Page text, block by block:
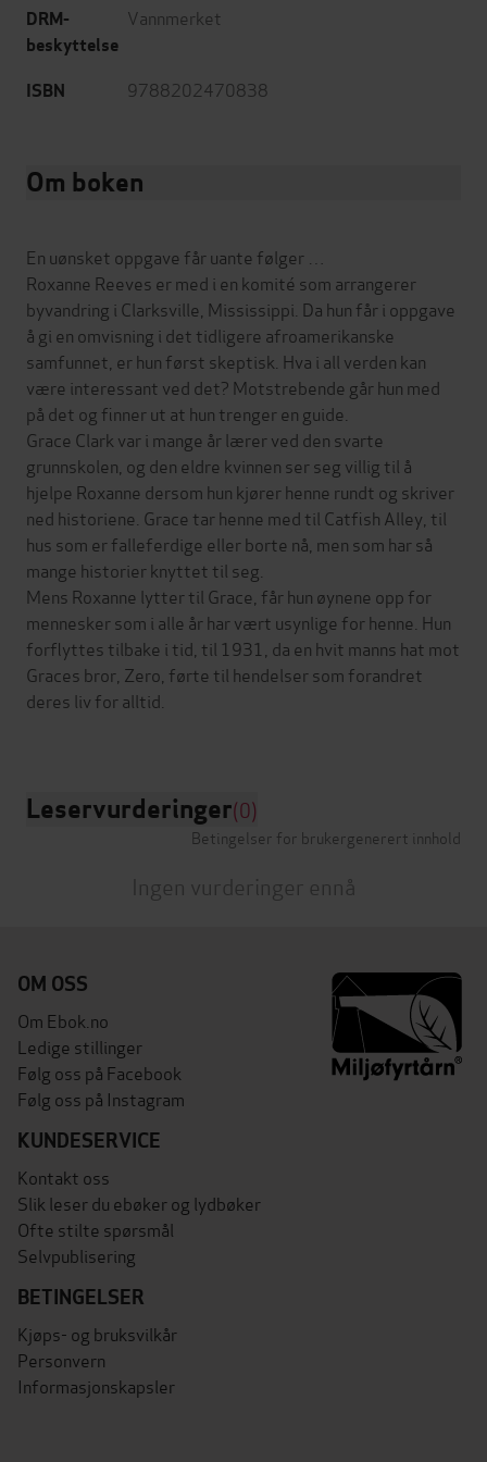
DRM-
beskyttelse
Vannmerket
ISBN 9788202470838
Om boken
En uønsket oppgave får uante følger …
Roxanne Reeves er med i en komité som arrangerer
byvandring i Clarksville, Mississippi. Da hun får i oppgave
å gi en omvisning i det tidligere afroamerikanske
samfunnet, er hun først skeptisk. Hva i all verden kan
være interessant ved det? Motstrebende går hun med
på det og finner ut at hun trenger en guide.
Grace Clark var i mange år lærer ved den svarte
grunnskolen, og den eldre kvinnen ser seg villig til å
hjelpe Roxanne dersom hun kjører henne rundt og skriver
ned historiene. Grace tar henne med til Catfish Alley, til
hus som er falleferdige eller borte nå, men som har så
mange historier knyttet til seg.
Mens Roxanne lytter til Grace, får hun øynene opp for
mennesker som i alle år har vært usynlige for henne. Hun
forflyttes tilbake i tid, til 1931, da en hvit manns hat mot
Graces bror, Zero, førte til hendelser som forandret
deres liv for alltid.
Leservurderinger(0)
Betingelser for brukergenerert innhold
Ingen vurderinger ennå
OM OSS
Om Ebok.no
Ledige stillinger
Følg oss på Facebook
Følg oss på Instagram
KUNDESERVICE
Kontakt oss
Slik leser du ebøker og lydbøker
Ofte stilte spørsmål
Selvpublisering
BETINGELSER
Kjøps- og bruksvilkår
Personvern
Informasjonskapsler